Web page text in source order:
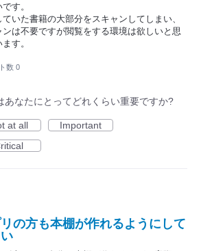
す。
ていた書籍の大部分をスキャンしてしまい、
ンは不要ですが閲覧をする環境は欲しいと思
す。
数 0
あなたにとってどれくらい重要ですか?
at all
Important
の方も本棚が作れるようにして